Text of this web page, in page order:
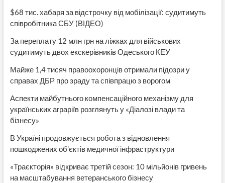
$68 тис. хабаря за відстрочку від мобілізації: судитимуть
співробітника СБУ (ВІДЕО)
За переплату 12 млн грн на ліжках для військових
судитимуть двох екскерівників Одеського КЕУ
Майже 1,4 тисяч правоохоронців отримали підозри у
справах ДБР про зраду та співпрацю з ворогом
Аспекти майбутнього компенсаційного механізму для
українських аграріїв розглянуть у «Діалозі влади та
бізнесу»
В Україні продовжується робота з відновлення
пошкоджених об’єктів медичної інфраструктури
«Траєкторія» відкриває третій сезон: 10 мільйонів гривень
на масштабування ветеранського бізнесу